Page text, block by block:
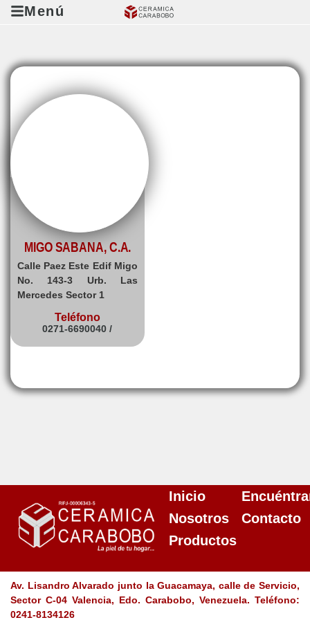
Menú
MIGO SABANA, C.A.
Calle Paez Este Edif Migo
No. 143-3 Urb. Las
Mercedes Sector 1
Teléfono
0271-6690040 /
Inicio
Nosotros
Productos
Contacto
Av. Lisandro Alvarado junto la Guacamaya, calle de Servicio,
Sector C-04 Valencia, Edo. Carabobo, Venezuela. Teléfono:
0241-8134126